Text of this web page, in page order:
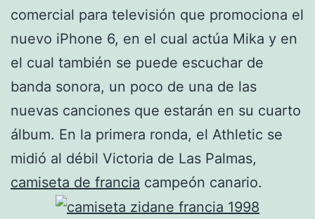
comercial para televisión que promociona el
nuevo iPhone 6, en el cual actúa Mika y en
el cual también se puede escuchar de
banda sonora, un poco de una de las
nuevas canciones que estarán en su cuarto
álbum. En la primera ronda, el Athletic se
midió al débil Victoria de Las Palmas,
camiseta de francia campeón canario.